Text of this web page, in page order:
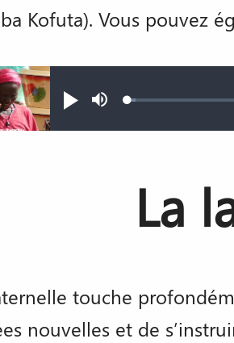
Kofuta). Vous pouvez
file
JouerSourdineLoaded:
La
touche
nouvelles et de